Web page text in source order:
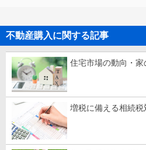
不動産購入に関する記事
住宅市場の動向・家
増税に備える相続税